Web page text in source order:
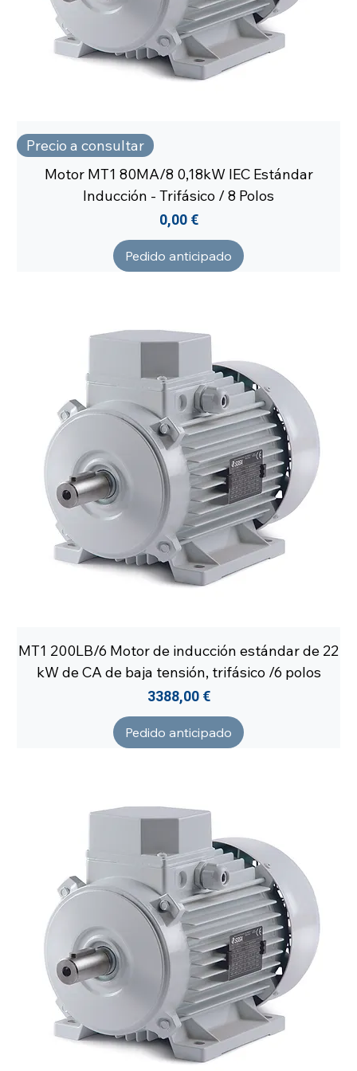
Precio a consultar
Motor MT1 80MA/8 0,18kW IEC Estándar
Inducción - Trifásico / 8 Polos
Precio
0,00 €
Pedido anticipado
MT1 200LB/6 Motor de inducción estándar de 22
kW de CA de baja tensión, trifásico /6 polos
Precio
3388,00 €
Pedido anticipado